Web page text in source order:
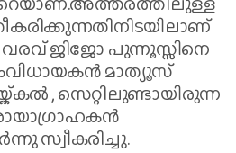
ജിജോ പുന്നൂസ്സിനെ
മാത്യൂസ്
, സെറ്റിലുണ്ടായിരുന്ന
സ്വീകരിച്ചു.